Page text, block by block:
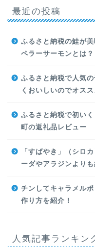
最近の投稿
ふるさと納税の鮭が
ペラーサーモンとは？
ふるさと納税で人気
くおいしいのでオスス
ふるさと納税で初い
町の返礼品レビュー
「すばやき」（シロ
ーダやアラジンより
チンしてキャラメル
作り方を紹介！
人気記事ランキン